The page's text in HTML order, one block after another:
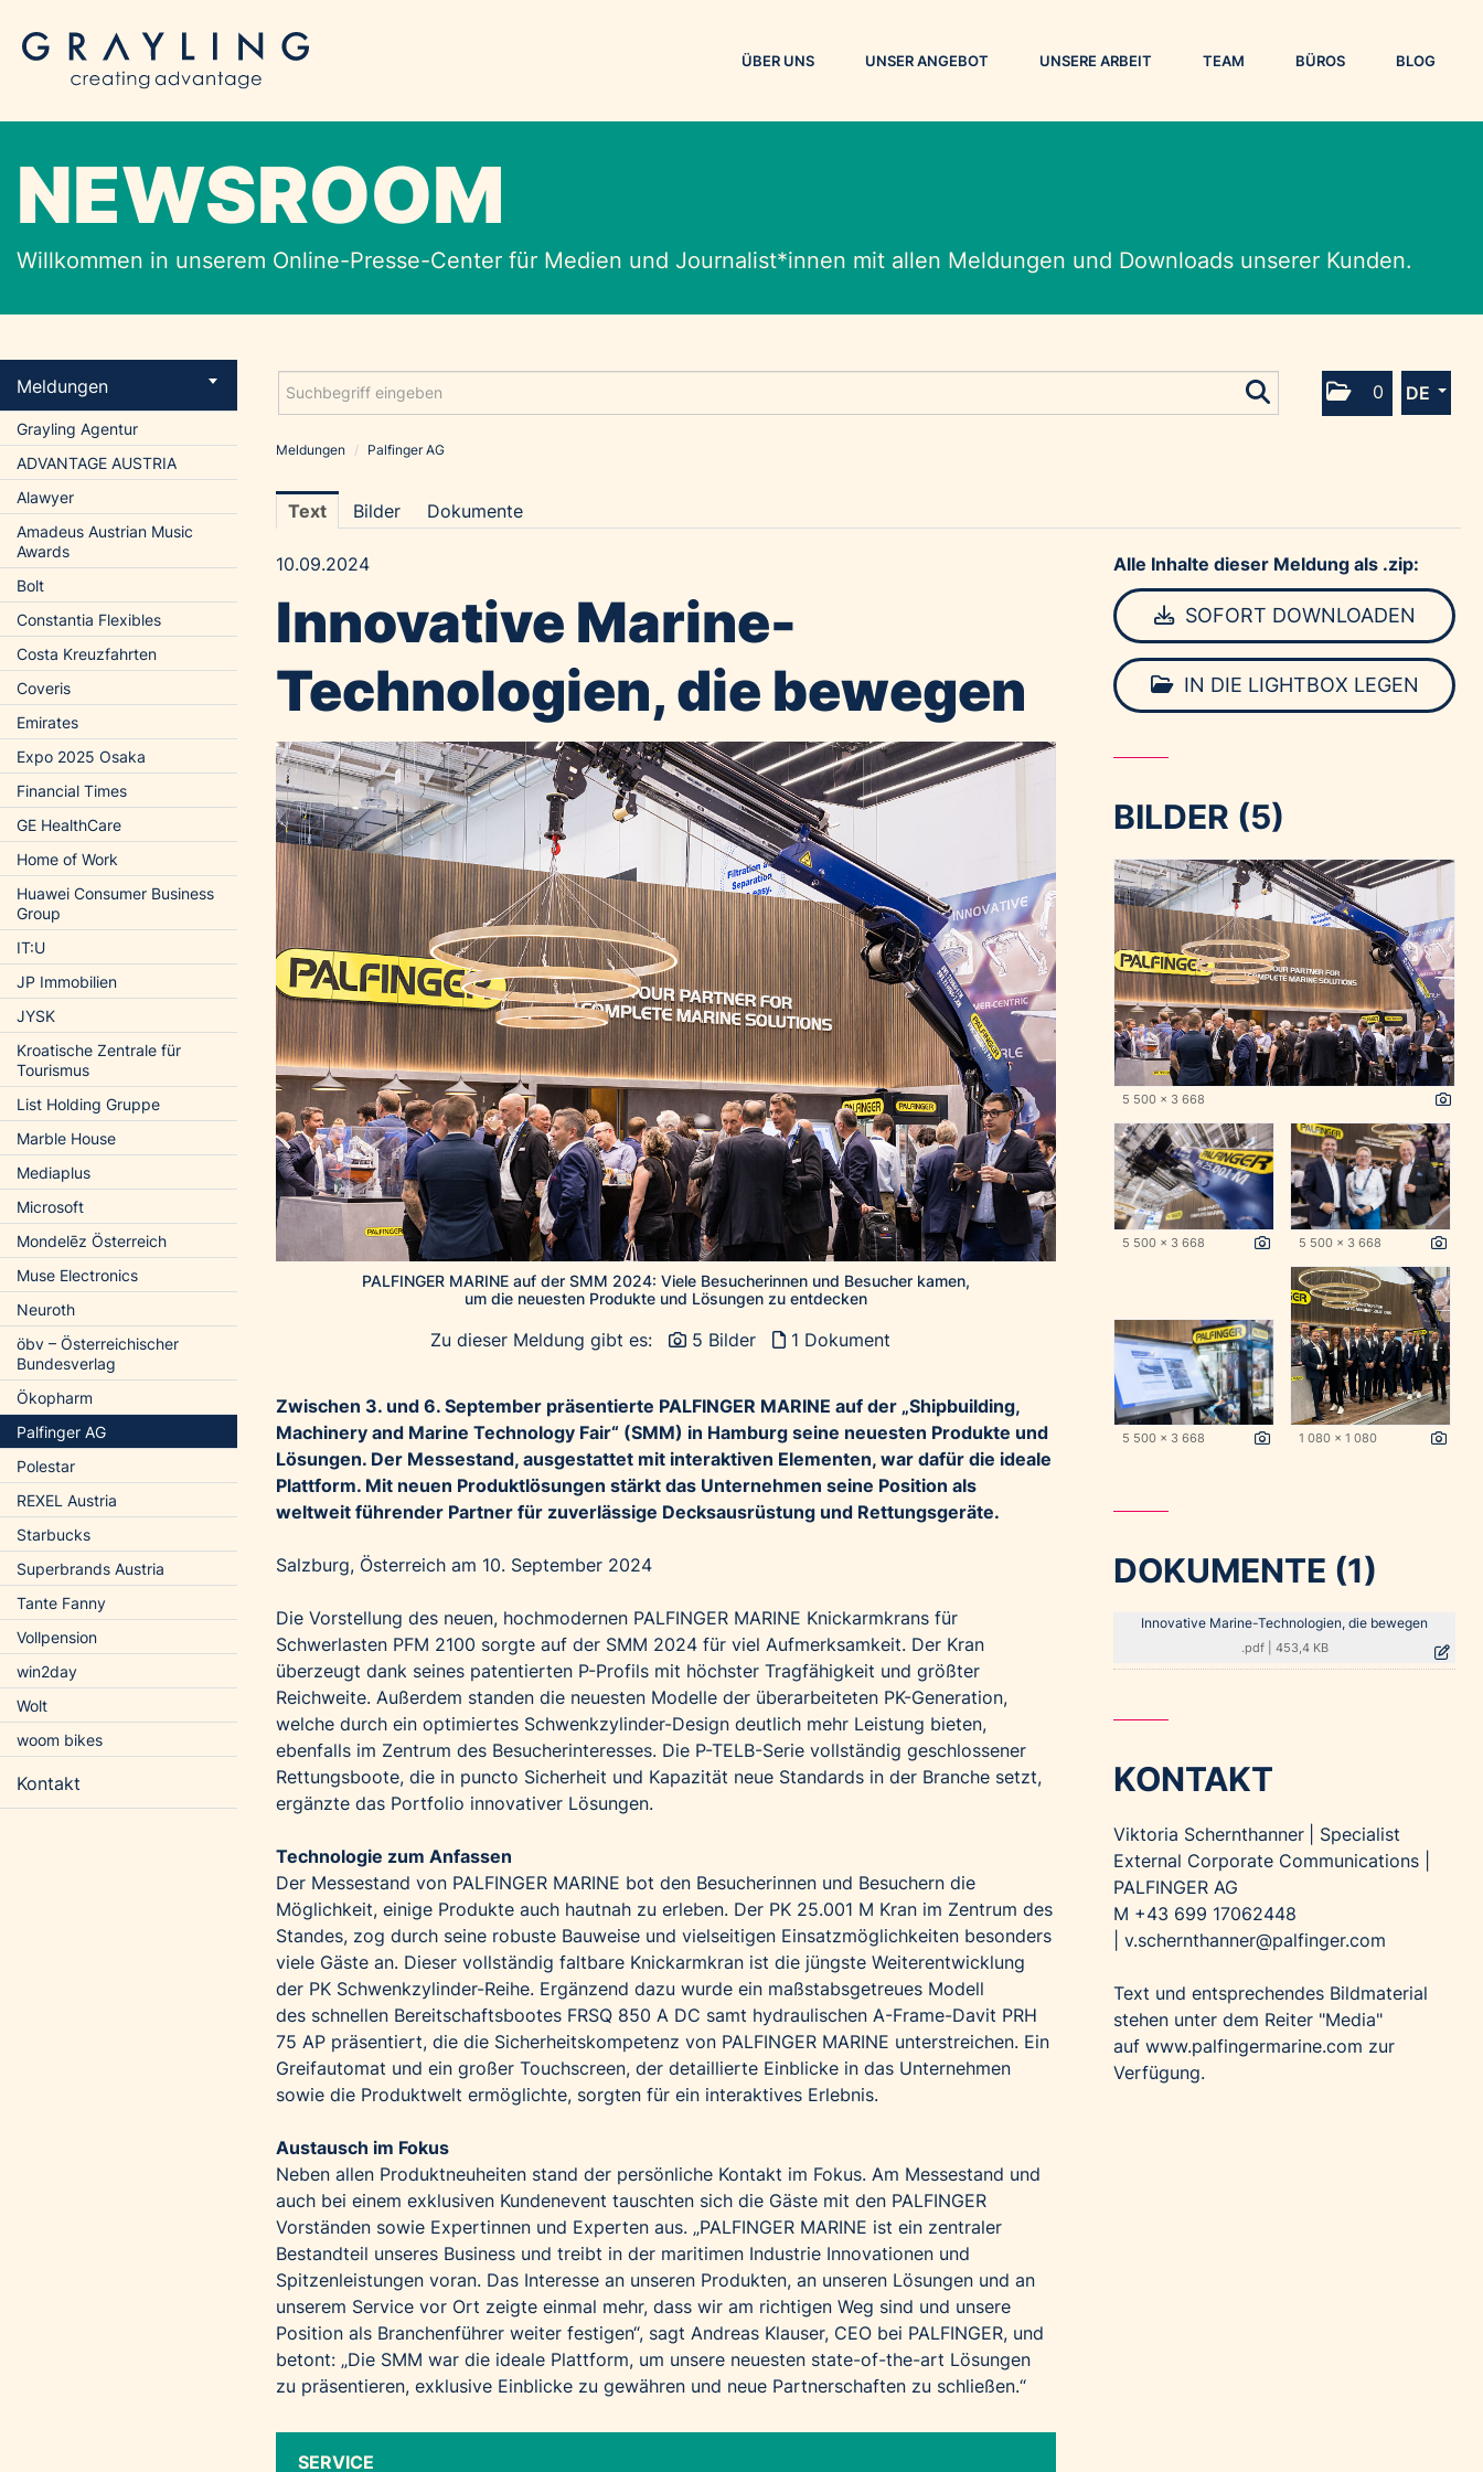
ÜBER UNS UNSER ANGEBOT UNSERE ARBEIT TEAM BÜROS BLOG
NEWSROOM
Willkommen in unserem Online-Presse-Center für Medien und Journalist*innen mit allen Meldungen und Downloads unserer Kunden.
0 DE
Meldungen
Grayling Agentur
ADVANTAGE AUSTRIA
Alawyer
Amadeus Austrian Music
Awards
Bolt
Constantia Flexibles
Costa Kreuzfahrten
Coveris
Emirates
Expo 2025 Osaka
Financial Times
GE HealthCare
Home of Work
Huawei Consumer Business
Group
IT:U
JP Immobilien
JYSK
Kroatische Zentrale für
Tourismus
List Holding Gruppe
Marble House
Mediaplus
Microsoft
Mondelēz Österreich
Muse Electronics
Neuroth
öbv – Österreichischer
Bundesverlag
Ökopharm
Palfinger AG
Polestar
REXEL Austria
Starbucks
Superbrands Austria
Tante Fanny
Vollpension
win2day
Wolt
woom bikes
Kontakt
Meldungen / Palfinger AG
Text Bilder Dokumente
10.09.2024
Innovative Marine-
Technologien, die bewegen
PALFINGER MARINE auf der SMM 2024: Viele Besucherinnen und Besucher kamen,
um die neuesten Produkte und Lösungen zu entdecken
Zu dieser Meldung gibt es: 5 Bilder 1 Dokument
Zwischen 3. und 6. September präsentierte PALFINGER MARINE auf der „Shipbuilding,
Machinery and Marine Technology Fair“ (SMM) in Hamburg seine neuesten Produkte und
Lösungen. Der Messestand, ausgestattet mit interaktiven Elementen, war dafür die ideale
Plattform. Mit neuen Produktlösungen stärkt das Unternehmen seine Position als
weltweit führender Partner für zuverlässige Decksausrüstung und Rettungsgeräte.
Salzburg, Österreich am 10. September 2024
Die Vorstellung des neuen, hochmodernen PALFINGER MARINE Knickarmkrans für
Schwerlasten PFM 2100 sorgte auf der SMM 2024 für viel Aufmerksamkeit. Der Kran
überzeugt dank seines patentierten P-Profils mit höchster Tragfähigkeit und größter
Reichweite. Außerdem standen die neuesten Modelle der überarbeiteten PK-Generation,
welche durch ein optimiertes Schwenkzylinder-Design deutlich mehr Leistung bieten,
ebenfalls im Zentrum des Besucherinteresses. Die P-TELB-Serie vollständig geschlossener
Rettungsboote, die in puncto Sicherheit und Kapazität neue Standards in der Branche setzt,
ergänzte das Portfolio innovativer Lösungen.
Technologie zum Anfassen
Der Messestand von PALFINGER MARINE bot den Besucherinnen und Besuchern die
Möglichkeit, einige Produkte auch hautnah zu erleben. Der PK 25.001 M Kran im Zentrum des
Standes, zog durch seine robuste Bauweise und vielseitigen Einsatzmöglichkeiten besonders
viele Gäste an. Dieser vollständig faltbare Knickarmkran ist die jüngste Weiterentwicklung
der PK Schwenkzylinder-Reihe. Ergänzend dazu wurde ein maßstabsgetreues Modell
des schnellen Bereitschaftsbootes FRSQ 850 A DC samt hydraulischen A-Frame-Davit PRH
75 AP präsentiert, die die Sicherheitskompetenz von PALFINGER MARINE unterstreichen. Ein
Greifautomat und ein großer Touchscreen, der detaillierte Einblicke in das Unternehmen
sowie die Produktwelt ermöglichte, sorgten für ein interaktives Erlebnis.
Austausch im Fokus
Neben allen Produktneuheiten stand der persönliche Kontakt im Fokus. Am Messestand und
auch bei einem exklusiven Kundenevent tauschten sich die Gäste mit den PALFINGER
Vorständen sowie Expertinnen und Experten aus. „PALFINGER MARINE ist ein zentraler
Bestandteil unseres Business und treibt in der maritimen Industrie Innovationen und
Spitzenleistungen voran. Das Interesse an unseren Produkten, an unseren Lösungen und an
unserem Service vor Ort zeigte einmal mehr, dass wir am richtigen Weg sind und unsere
Position als Branchenführer weiter festigen“, sagt Andreas Klauser, CEO bei PALFINGER, und
betont: „Die SMM war die ideale Plattform, um unsere neuesten state-of-the-art Lösungen
zu präsentieren, exklusive Einblicke zu gewähren und neue Partnerschaften zu schließen.“
SERVICE
Alle Inhalte dieser Meldung als .zip:
SOFORT DOWNLOADEN
IN DIE LIGHTBOX LEGEN
BILDER (5)
5 500 x 3 668
5 500 x 3 668 5 500 x 3 668
5 500 x 3 668 1 080 x 1 080
DOKUMENTE (1)
Innovative Marine-Technologien, die bewegen
.pdf| 453,4 KB
KONTAKT
Viktoria Schernthanner
Specialist
External Corporate Communications
PALFINGER AG
M +43 699 17062448
|v.schernthanner@palfinger.com
Text und entsprechendes Bildmaterial
stehen unter dem Reiter "Media"
aufwww.palfingermarine.com zur
Verfügung.